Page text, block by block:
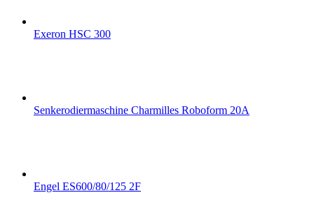
Exeron HSC 300
Senkerodiermaschine Charmilles Roboform 20A
Engel ES600/80/125 2F